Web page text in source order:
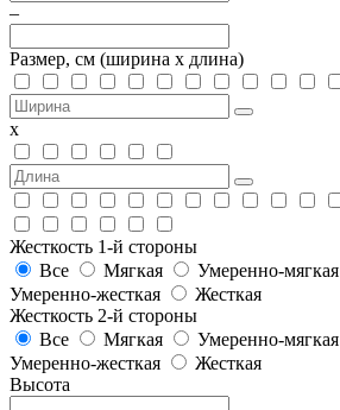
–
Размер, см (ширина х длина)
х
Жесткость 1-й стороны
Все
Мягкая Умеренно-мягкая
Умеренно-жесткая
Жесткая
Жесткость 2-й стороны
Все
Мягкая Умеренно-мягкая
Умеренно-жесткая
Жесткая
Высота